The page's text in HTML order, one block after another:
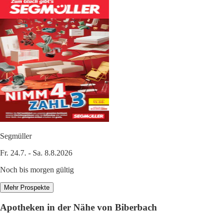
Segmüller
Fr. 24.7. - Sa. 8.8.2026
Noch bis morgen gültig
Mehr Prospekte
Apotheken in der Nähe von Biberbach